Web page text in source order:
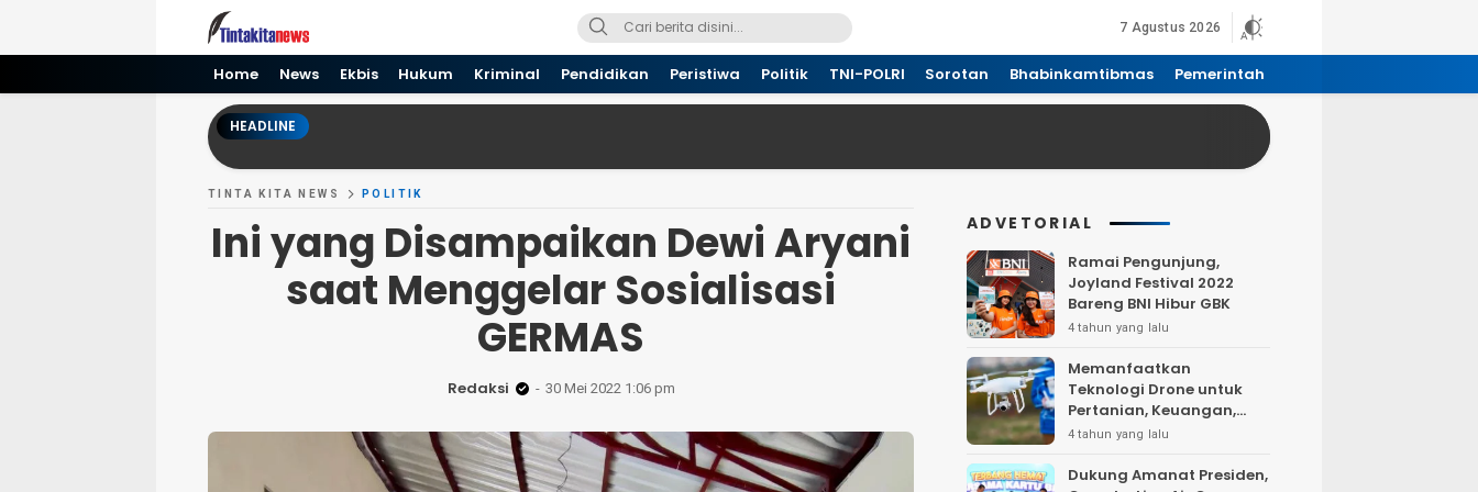
Tinta kita News
Informasi Terkini
7 Agustus 2026
Home News Ekbis Hukum Kriminal Pendidikan Peristiwa Politik TNI-POLRI Sorotan Bhabinkamtibmas Pemerintah
HEADLINE
TINTA KITA NEWS POLITIK
Ini yang Disampaikan Dewi Aryani
saat Menggelar Sosialisasi
GERMAS
Redaksi 30 Mei 2022 1:06 pm
ADVETORIAL
Ramai Pengunjung,
Joyland Festival 2022
Bareng BNI Hibur GBK
4 tahun yang lalu
Memanfaatkan
Teknologi Drone untuk
Pertanian, Keuangan,
Pertambangan, Real
Telekomunikasi.
4 tahun yang lalu
Dukung Amanat Presiden,